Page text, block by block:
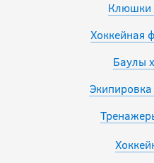
Клюшки
Хоккейная
Баулы